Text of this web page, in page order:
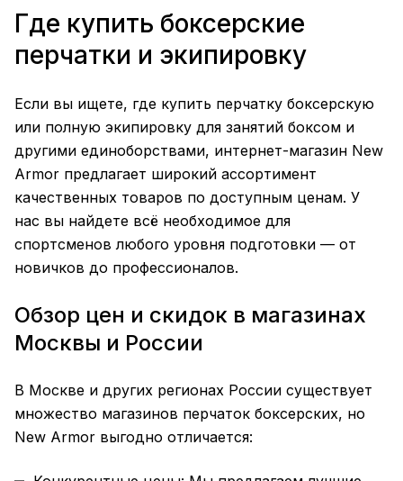
Где купить боксерские
перчатки и экипировку
Если вы ищете, где купить перчатку боксерскую
или полную экипировку для занятий боксом и
другими единоборствами, интернет-магазин New
Armor предлагает широкий ассортимент
качественных товаров по доступным ценам. У
нас вы найдете всё необходимое для
спортсменов любого уровня подготовки — от
новичков до профессионалов.
Обзор цен и скидок в магазинах
Москвы и России
В Москве и других регионах России существует
множество магазинов перчаток боксерских, но
New Armor выгодно отличается: